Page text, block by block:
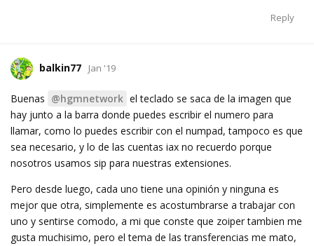
Reply
balkin77 Jan '19
Buenas @hgmnetwork el teclado se saca de la imagen que
hay junto a la barra donde puedes escribir el numero para
llamar, como lo puedes escribir con el numpad, tampoco es que
sea necesario, y lo de las cuentas iax no recuerdo porque
nosotros usamos sip para nuestras extensiones.
Pero desde luego, cada uno tiene una opinión y ninguna es
mejor que otra, simplemente es acostumbrarse a trabajar con
uno y sentirse comodo, a mi que conste que zoiper tambien me
gusta muchisimo, pero el tema de las transferencias me mato,